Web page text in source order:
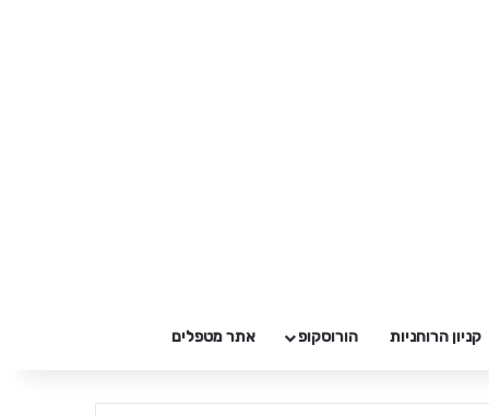
קניון הרוחניות הורוסקופ אתר מטפלים